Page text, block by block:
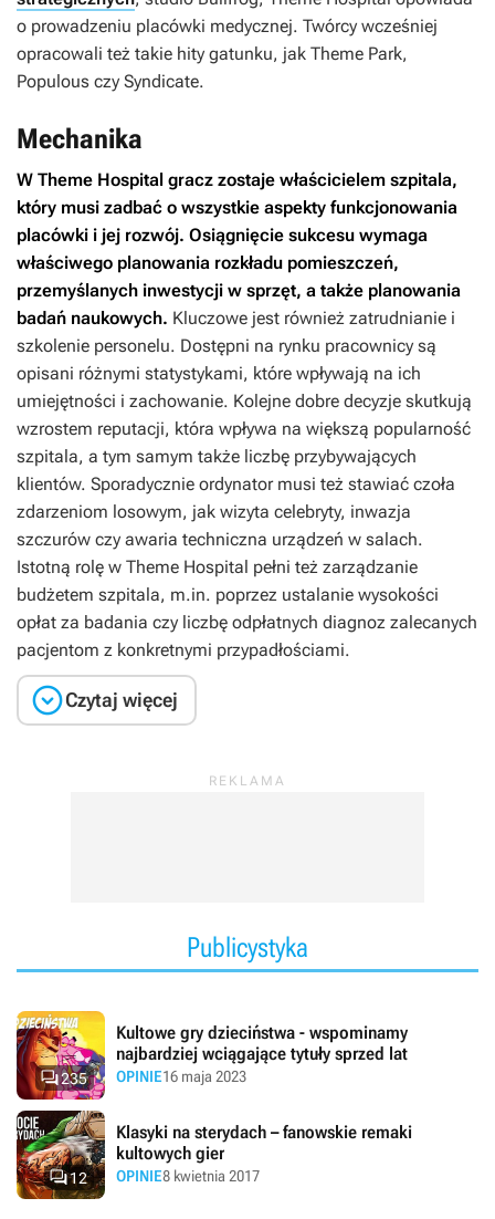
o prowadzeniu placówki medycznej. Twórcy wcześniej
opracowali też takie hity gatunku, jak Theme Park,
Populous czy Syndicate.
Mechanika
W Theme Hospital gracz zostaje właścicielem szpitala,
który musi zadbać o wszystkie aspekty funkcjonowania
placówki i jej rozwój. Osiągnięcie sukcesu wymaga
właściwego planowania rozkładu pomieszczeń,
przemyślanych inwestycji w sprzęt, a także planowania
badań naukowych. Kluczowe jest również zatrudnianie i
szkolenie personelu. Dostępni na rynku pracownicy są
opisani różnymi statystykami, które wpływają na ich
umiejętności i zachowanie. Kolejne dobre decyzje skutkują
wzrostem reputacji, która wpływa na większą popularność
szpitala, a tym samym także liczbę przybywających
klientów. Sporadycznie ordynator musi też stawiać czoła
zdarzeniom losowym, jak wizyta celebryty, inwazja
szczurów czy awaria techniczna urządzeń w salach.
Istotną rolę w Theme Hospital pełni też zarządzanie
budżetem szpitala, m.in. poprzez ustalanie wysokości
opłat za badania czy liczbę odpłatnych diagnoz zalecanych
pacjentom z konkretnymi przypadłościami.
Czytaj więcej
Publicystyka
235
Kultowe gry dzieciństwa - wspominamy
najbardziej wciągające tytuły sprzed lat
OPINIE16 maja 2023
12
Klasyki na sterydach – fanowskie remaki
kultowych gier
OPINIE8 kwietnia 2017